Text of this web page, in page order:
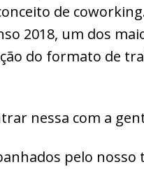
de
2018, um dos
do formato de
nessa com a
pelo nosso